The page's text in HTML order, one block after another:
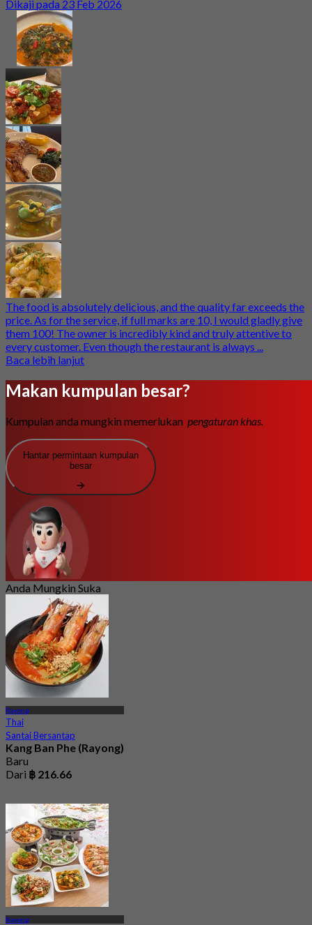
Dikaji pada 23 Feb 2026
The food is absolutely delicious, and the quality far exceeds the
price. As for the service, if full marks are 10, I would gladly give
them 100! The owner is incredibly kind and truly attentive to
every customer. Even though the restaurant is always ...
Baca lebih lanjut
Makan kumpulan besar?
Kumpulan anda mungkin memerlukan pengaturan khas.
Hantar permintaan kumpulan
besar
Anda Mungkin Suka
Rayong
Thai
Santai Bersantap
Kang Ban Phe (Rayong)
Baru
Dari ฿ 216.66
Rayong